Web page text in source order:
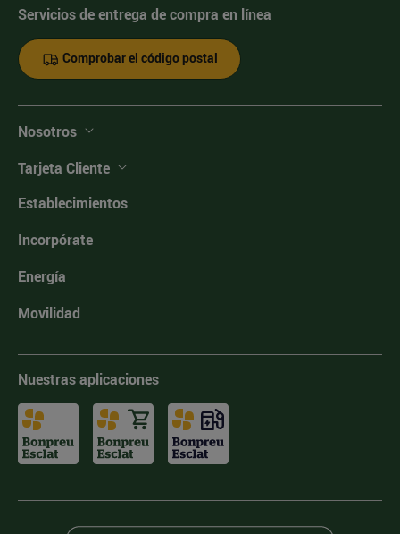
Servicios de entrega de compra en línea
Comprobar el código postal
Nosotros
Tarjeta Cliente
Establecimientos
Incorpórate
Energía
Movilidad
Nuestras aplicaciones